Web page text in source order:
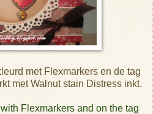
met Flexmarkers en de tag
met Walnut stain Distress inkt.
Flexmarkers and on the tag